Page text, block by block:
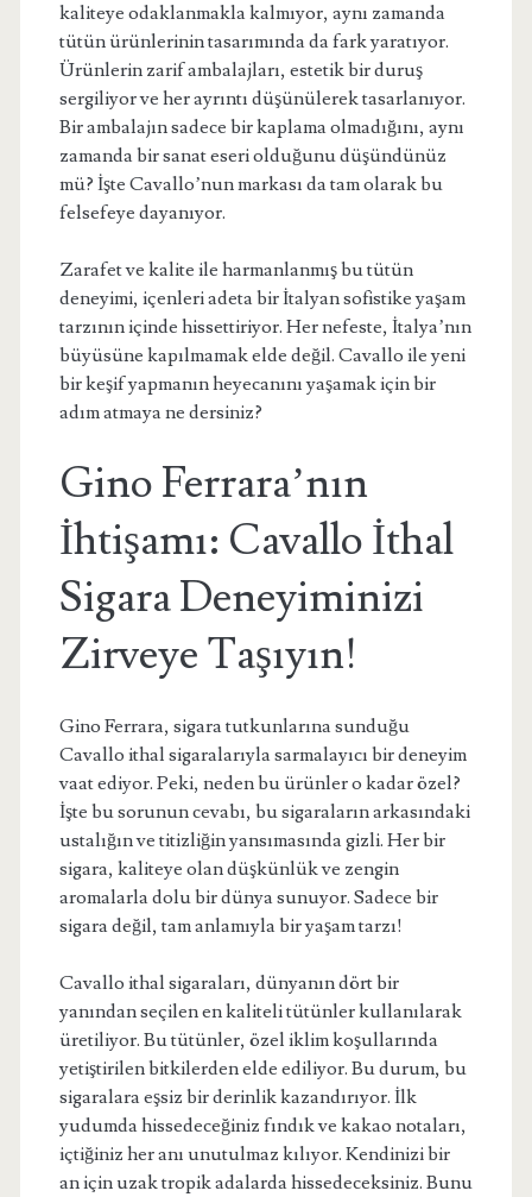
kaliteye odaklanmakla kalmıyor, aynı zamanda
tütün ürünlerinin tasarımında da fark yaratıyor.
Ürünlerin zarif ambalajları, estetik bir duruş
sergiliyor ve her ayrıntı düşünülerek tasarlanıyor.
Bir ambalajın sadece bir kaplama olmadığını, aynı
zamanda bir sanat eseri olduğunu düşündünüz
mü? İşte Cavallo’nun markası da tam olarak bu
felsefeye dayanıyor.
Zarafet ve kalite ile harmanlanmış bu tütün
deneyimi, içenleri adeta bir İtalyan sofistike yaşam
tarzının içinde hissettiriyor. Her nefeste, İtalya’nın
büyüsüne kapılmamak elde değil. Cavallo ile yeni
bir keşif yapmanın heyecanını yaşamak için bir
adım atmaya ne dersiniz?
Gino Ferrara’nın
İhtişamı: Cavallo İthal
Sigara Deneyiminizi
Zirveye Taşıyın!
Gino Ferrara, sigara tutkunlarına sunduğu
Cavallo ithal sigaralarıyla sarmalayıcı bir deneyim
vaat ediyor. Peki, neden bu ürünler o kadar özel?
İşte bu sorunun cevabı, bu sigaraların arkasındaki
ustalığın ve titizliğin yansımasında gizli. Her bir
sigara, kaliteye olan düşkünlük ve zengin
aromalarla dolu bir dünya sunuyor. Sadece bir
sigara değil, tam anlamıyla bir yaşam tarzı!
Cavallo ithal sigaraları, dünyanın dört bir
yanından seçilen en kaliteli tütünler kullanılarak
üretiliyor. Bu tütünler, özel iklim koşullarında
yetiştirilen bitkilerden elde ediliyor. Bu durum, bu
sigaralara eşsiz bir derinlik kazandırıyor. İlk
yudumda hissedeceğiniz fındık ve kakao notaları,
içtiğiniz her anı unutulmaz kılıyor. Kendinizi bir
an için uzak tropik adalarda hissedeceksiniz. Bunu